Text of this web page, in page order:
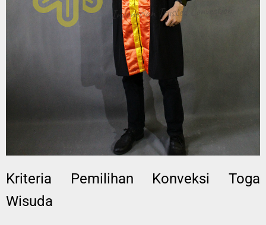
Kriteria Pemilihan Konveksi Toga
Wisuda